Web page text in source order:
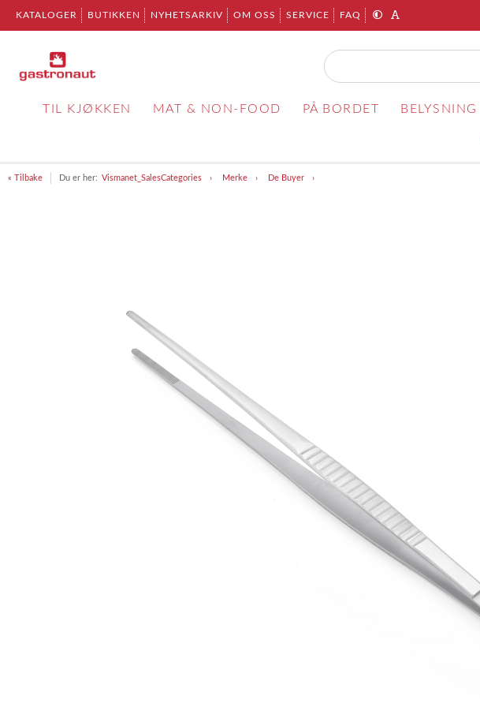
KATALOGER BUTIKKEN NYHETSARKIV OM OSS SERVICE FAQ
TIL KJØKKEN MAT & NON-FOOD PÅ BORDET BELYSNING
« Tilbake Du er her: Vismanet_SalesCategories Merke De Buyer